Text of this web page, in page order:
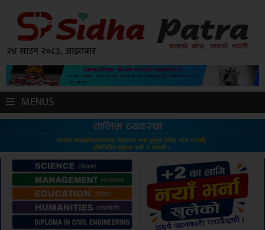
२४ साउन २०८३, आइतबार
MENUS